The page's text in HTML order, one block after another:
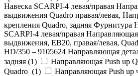
Навеска SCARPI-4 левая/правая
выдвижения Quadro правая/левая,
крепления Quadro, задняя Фурнитура
SCARPI-4 левая/правая
выдвижения, ЕВ20, правая/левая,
HD/350 – 9105624 Направляющая
задняя (1)
Направляющая Push up
Quadro (1)
Направляющая Push up